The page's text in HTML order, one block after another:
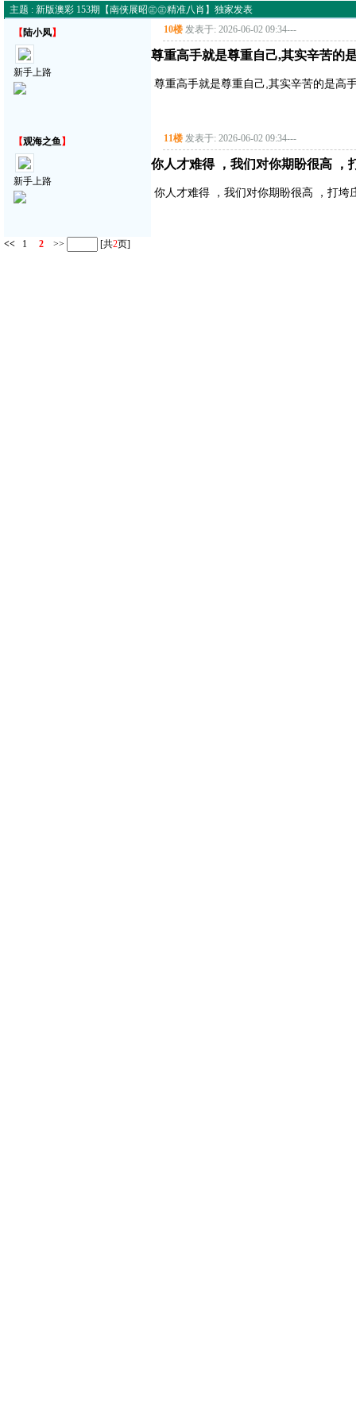
主题 : 新版澳彩 153期【南侠展昭㊣㊣精准八肖】独家发表
【 陆小凤】
新手上路
10楼 发表于: 2026-06-02 09:34---
尊重高手就是尊重自己,其实辛苦的
尊重高手就是尊重自己,其实辛苦的是高
【观海之鱼】
新手上路
11楼 发表于: 2026-06-02 09:34---
你人才难得 ，我们对你期盼很高 ，
你人才难得 ，我们对你期盼很高 ，打垮
<< 1 2 >> [共2页]